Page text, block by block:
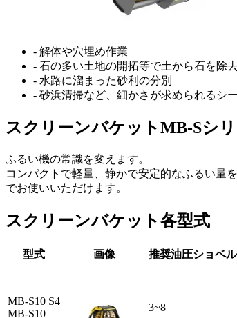
- 解体や穴埋め作業
- 石の多い土地の開拓等で土から石を除
- 水路に溜まった砂利の分別
- 砂浜清掃など、細かさが求められるシ
スクリーンバケットMB-Sシ
ふるい機の常識を変えます。
コンパクトで軽量、静かで安定的なふるい量
でお使いいただけます。
スクリーンバケット各型式
型式 画像 推奨油圧ショベル
MB-S10 S4
MB-S10
3~8